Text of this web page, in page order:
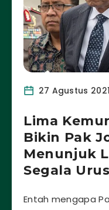
27 Agustus 2021
Lima
Bikin Pak
Menunjuk
Segala
Entah mengapa